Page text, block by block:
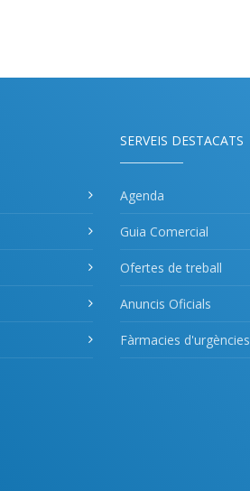
SERVEIS DESTACATS
Agenda
Guia Comercial
Ofertes de treball
Anuncis Oficials
Fàrmacies d'urgències